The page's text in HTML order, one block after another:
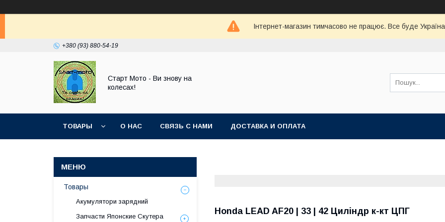
Інтернет-магазин тимчасово не працює. Все буде
+380 (93) 880-54-19
Старт Мото - Ви знову на
колесах!
ТОВАРЫ О НАС СВЯЗЬ С НАМИ ДОСТАВКА И ОПЛАТА
Honda LEAD AF20 | 33 | 42 Циліндр к-кт ЦПГ
Товары
Акумулятори зарядний
Запчасти Японские Скутера